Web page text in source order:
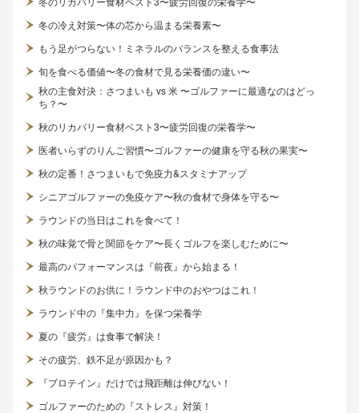
冬の冷え対策〜体の芯から温まる栄養素〜
もう足がつらない！ミネラルのバランスを整える食事法
旬を食べる価値〜冬の食材で見る栄養価の違い〜
秋の主食対決：さつまいも vs 米 〜ゴルファーに最適なのはどっ
ち？〜
秋のリカバリー食材ベスト3〜疲労回復の栄養学〜
医者いらずのりんご習慣〜ゴルファーの健康を守る秋の果実〜
秋の定番！さつまいもで免疫力&スタミナアップ
シニアゴルファーの免疫ケア〜秋の食材で身体を守る〜
ラウンドの当日はこれを食べて！
秋の味覚で骨と関節をケア〜長くゴルフを楽しむために〜
最高のパフォーマンスは『前夜』から始まる！
秋ラウンドのお供に！ラウンド中のおやつはこれ！
ラウンド中の『集中力』を保つ栄養学
夏の『疲労』は食事で解決！
その疲労、鉄不足が原因かも？
『プロテイン』だけでは飛距離は伸びない！
ゴルファーのための『ストレス』対策！